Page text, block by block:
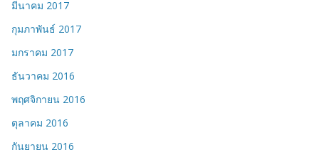
มีนาคม 2017
กุมภาพันธ์ 2017
มกราคม 2017
ธันวาคม 2016
พฤศจิกายน 2016
ตุลาคม 2016
กันยายน 2016